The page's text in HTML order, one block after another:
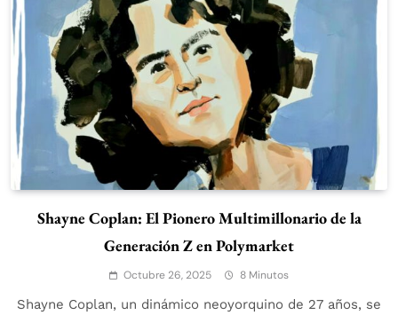
Shayne Coplan: El Pionero Multimillonario de la
Generación Z en Polymarket
Octubre 26, 2025 8 Minutos
Shayne Coplan, un dinámico neoyorquino de 27 años, se